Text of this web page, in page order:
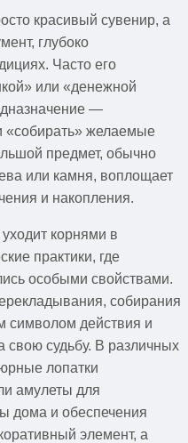
красивый сувенир, а
глубоко
Часто его
или «денежной
—
«собирать» желаемые
предмет, обычно
или камня, воплощает
и накопления.
корнями в
практики, где
особыми свойствами.
собирания
действия и
свою судьбу. В различных
лопатки
амулеты для
дома и обеспечения
элемент, а